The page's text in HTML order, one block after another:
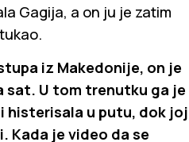
Gagija, a on ju je zatim
iz Makedonije, on je
sat. U tom trenutku ga je
histerisala u putu, dok joj
Kada je video da se